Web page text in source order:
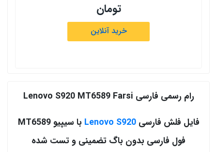
تومان
خرید آنلاین
رام رسمی فارسی Lenovo S920 MT6589 Farsi
فایل فلش فارسیLenovo S920 با سیپیو MT6589
فول فارسی بدون باگ تضمینی و تست شده